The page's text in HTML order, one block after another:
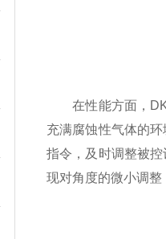
在性能方面，DKJ
充满腐蚀性气体的
指令，及时调整被
现对角度的微小调